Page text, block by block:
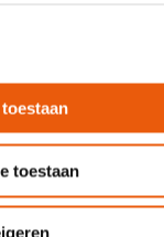
toestaan